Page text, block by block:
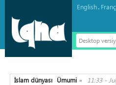
English.
Desktop
İslam dünyası »
Ümumi 11:33 -